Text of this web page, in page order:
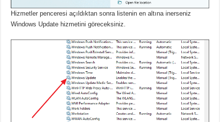
Hizmetler penceresi açıldıktan sonra listenin en altına inerseniz
Windows Update hizmetini göreceksiniz.